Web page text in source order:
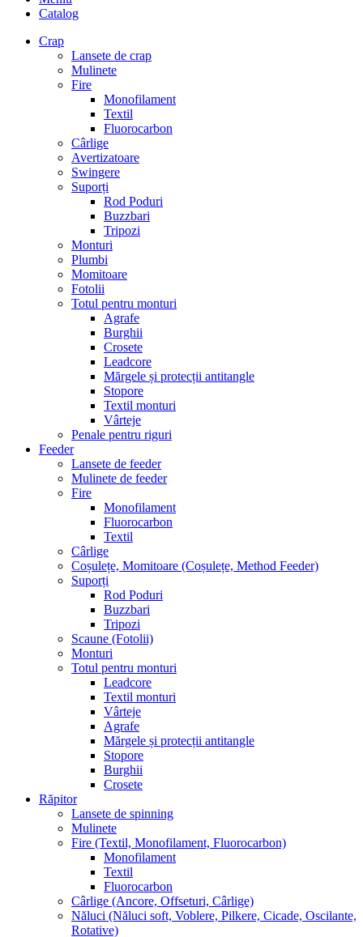
Catalog
Crap
Lansete de crap
Mulinete
Fire
Monofilament
Textil
Fluorocarbon
Cârlige
Avertizatoare
Swingere
Suporți
Rod Poduri
Buzzbari
Tripozi
Monturi
Plumbi
Momitoare
Fotolii
Totul pentru monturi
Agrafe
Burghii
Crosete
Leadcore
Mărgele și protecții antitangle
Stopore
Textil monturi
Vârteje
Penale pentru riguri
Feeder
Lansete de feeder
Mulinete de feeder
Fire
Monofilament
Fluorocarbon
Textil
Cârlige
Coșulețe, Momitoare (Coșulețe, Method Feeder)
Suporți
Rod Poduri
Buzzbari
Tripozi
Scaune (Fotolii)
Monturi
Totul pentru monturi
Leadcore
Textil monturi
Vârteje
Agrafe
Mărgele și protecții antitangle
Stopore
Burghii
Crosete
Răpitor
Lansete de spinning
Mulinete
Fire (Textil, Monofilament, Fluorocarbon)
Monofilament
Textil
Fluorocarbon
Cârlige (Ancore, Offseturi, Cârlige)
Năluci (Năluci soft, Voblere, Pilkere, Cicade, Oscilante,
Rotative)